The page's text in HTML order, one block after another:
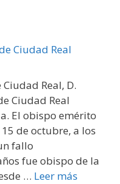
Real, D.
Ciudad Real
El obispo emérito
de octubre, a los
fallo
fue obispo de la
… Leer más